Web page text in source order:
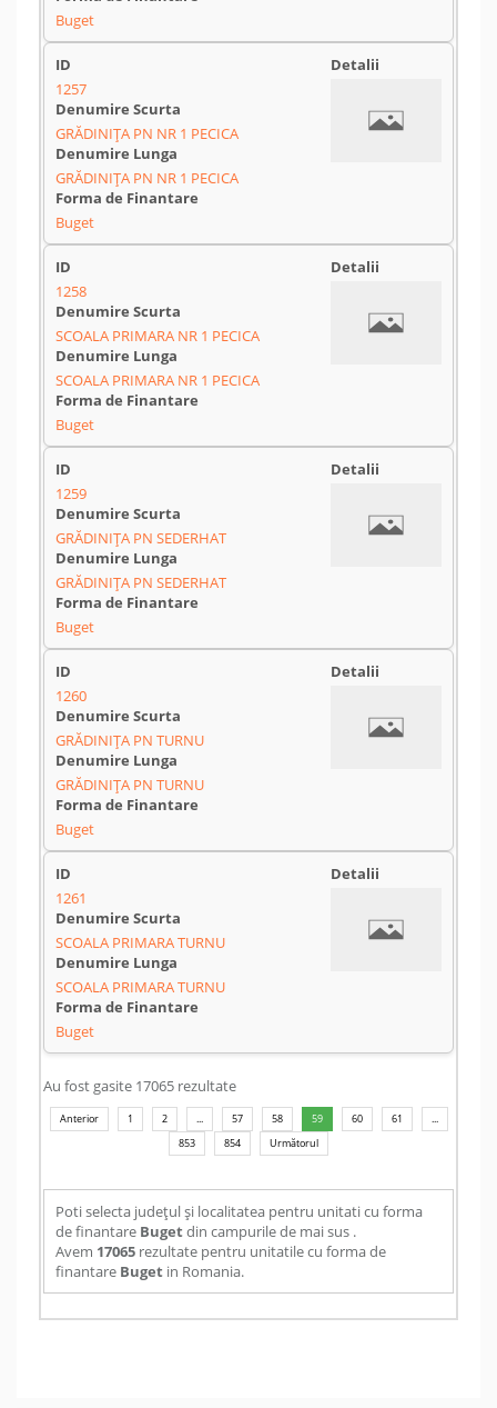
Buget
1257
GRĂDINIŢA PN NR 1 PECICA
GRĂDINIŢA PN NR 1 PECICA
Buget
1258
SCOALA PRIMARA NR 1 PECICA
SCOALA PRIMARA NR 1 PECICA
Buget
1259
GRĂDINIŢA PN SEDERHAT
GRĂDINIŢA PN SEDERHAT
Buget
1260
GRĂDINIŢA PN TURNU
GRĂDINIŢA PN TURNU
Buget
1261
SCOALA PRIMARA TURNU
SCOALA PRIMARA TURNU
Buget
Au fost gasite 17065 rezultate
Anterior 1 2 ... 57 58 59 60 61
...
853
854 Următorul
Poti selecta județul și localitatea pentru unitati cu forma
de finantare Bugetdin campurile de mai sus .
Avem 17065 rezultate pentru unitatile cu forma de
finantare Buget in Romania.